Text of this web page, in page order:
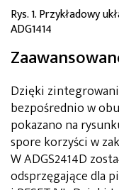
Rys. 1. Przykładowy
ADG1414
Dzięki
bezpośrednio w
pokazano na
spore korzyści w
W ADGS2414D
odsprzęgające dla